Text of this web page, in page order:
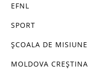
EFNL
SPORT
ȘCOALA DE MISIUNE
MOLDOVA CREȘTINA